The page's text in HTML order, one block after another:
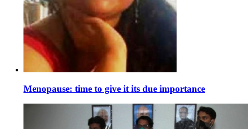
Menopause: time to give it its due importance